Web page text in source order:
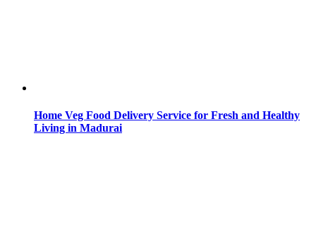
Home Veg Food Delivery Service for Fresh and Healthy
Living in Madurai